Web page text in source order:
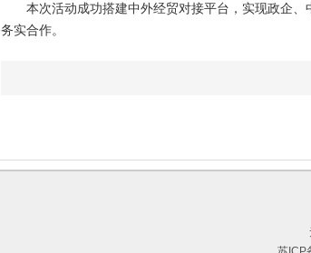
本次活动成功搭建中外经贸对接平台，实现政企、
务实合作。